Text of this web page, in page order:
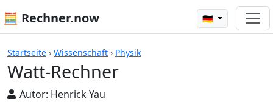
🧮 Rechner.now 🇩🇪
Startseite › Wissenschaft › Physik
Watt-Rechner
Autor: Henrick Yau
Rechner